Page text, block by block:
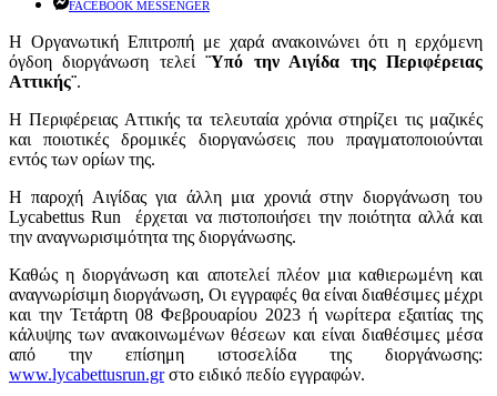
FACEBOOK MESSENGER
Η Οργανωτική Επιτροπή με χαρά ανακοινώνει ότι η ερχόμενη
όγδοη διοργάνωση τελεί¨Υπό την Αιγίδα της Περιφέρειας
Αττικής¨.
Η Περιφέρειας Αττικής τα τελευταία χρόνια στηρίζει τις μαζικές
και ποιοτικές δρομικές διοργανώσεις που πραγματοποιούνται
εντός των ορίων της.
Η παροχή Αιγίδας για άλλη μια χρονιά στην διοργάνωση του
Lycabettus Run έρχεται να πιστοποιήσει την ποιότητα αλλά και
την αναγνωρισιμότητα της διοργάνωσης.
Καθώς η διοργάνωση και αποτελεί πλέον μια καθιερωμένη και
αναγνωρίσιμη διοργάνωση, Οι εγγραφές θα είναι διαθέσιμες μέχρι
και την Τετάρτη 08 Φεβρουαρίου 2023 ή νωρίτερα εξαιτίας της
κάλυψης των ανακοινωμένων θέσεων και είναι διαθέσιμες μέσα
από την επίσημη ιστοσελίδα της διοργάνωσης:
www.lycabettusrun.grστο ειδικό πεδίο εγγραφών.